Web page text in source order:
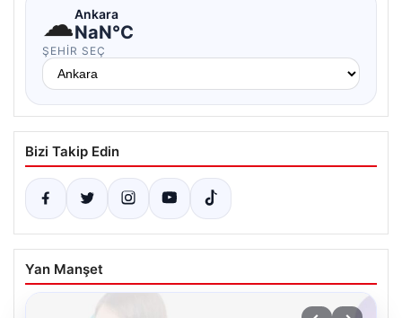
☁Ankara
NaN°C
ŞEHIR SEÇ
Bizi Takip Edin
Yan Manşet